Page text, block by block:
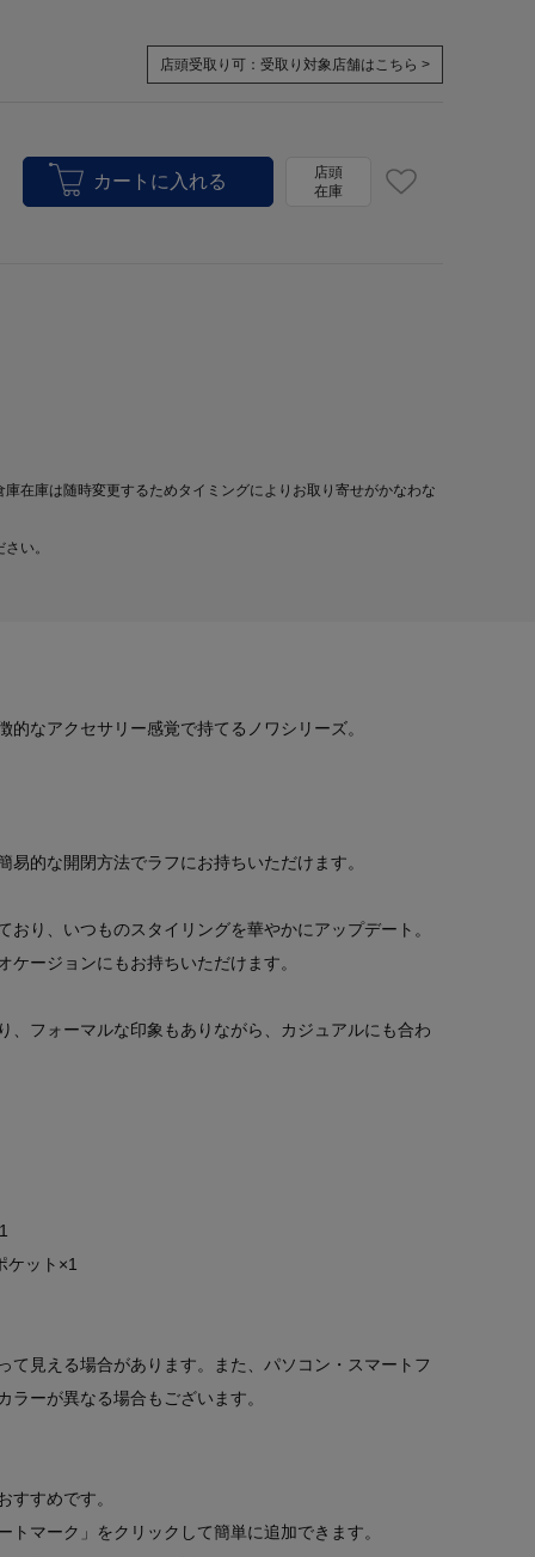
店頭受取り可： 受取り対象店舗はこちら >
店頭
在庫
在庫は随時変更するためタイミングによりお取り寄せがかなわな
い。
なアクセサリー感覚で持てるノワシリーズ。
的な開閉方法でラフにお持ちいただけます。
り、いつものスタイリングを華やかにアップデート。
ージョンにもお持ちいただけます。
、フォーマルな印象もありながら、カジュアルにも合わ
ケット×1
見える場合があります。また、パソコン・スマートフ
ーが異なる場合もございます。
すすめです。
マーク」をクリックして簡単に追加できます。